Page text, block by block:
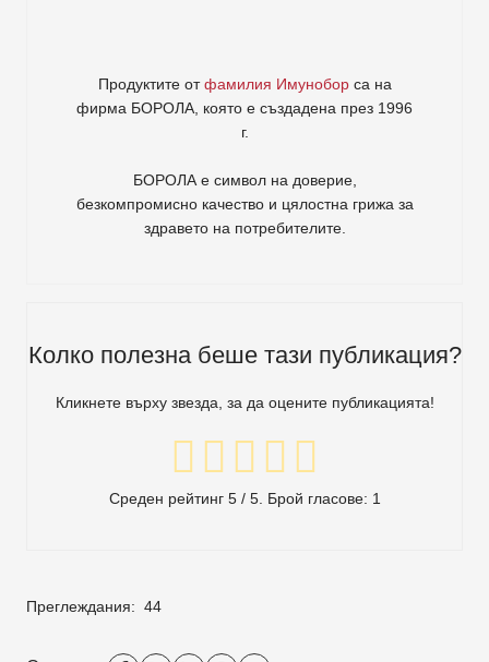
Продуктите отфамилия Имуноборса на
фирма БОРОЛА , която е създадена през 1996
г.
БОРОЛА е символ на доверие,
безкомпромисно качество и цялостна грижа за
здравето на потребителите.
Колко полезна беше тази публикация?
Кликнете върху звезда, за да оцените публикацията!
Среден рейтинг 5/ 5. Брой гласове: 1
Преглеждания: 44